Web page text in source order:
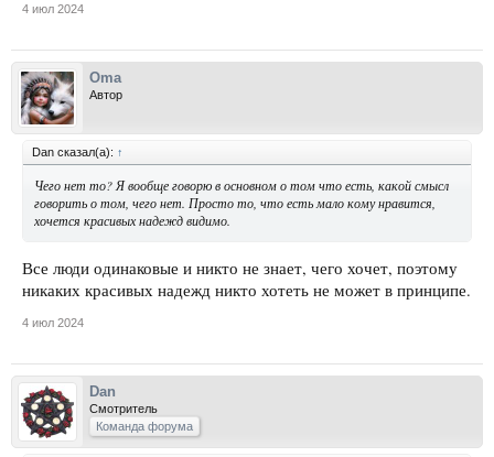
4 июл 2024
Oma
Автор
Dan сказал(а): ↑
Чего нет то? Я вообще говорю в основном о том что есть, какой смысл
говорить о том, чего нет. Просто то, что есть мало кому нравится,
хочется красивых надежд видимо.
Все люди одинаковые и никто не знает, чего хочет, поэтому
никаких красивых надежд никто хотеть не может в принципе.
4 июл 2024
Dan
Смотритель
Команда форума